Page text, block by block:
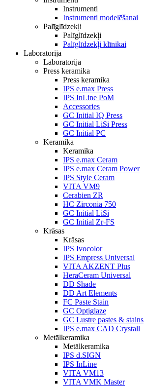
Instrumenti
Instrumenti modelēšanai
Palīglīdzekļi
Palīglīdzekļi
Palīglīdzekļi klīnikai
Laboratorija
Laboratorija
Press keramika
Press keramika
IPS e.max Press
IPS InLine PoM
Accessories
GC Initial IQ Press
GC Initial LiSi Press
GC Initial PC
Keramika
Keramika
IPS e.max Ceram
IPS e.max Ceram Power
IPS Style Ceram
VITA VM9
Cerabien ZR
HC Zirconia 750
GC Initial LiSi
GC Initial Zr-FS
Krāsas
Krāsas
IPS Ivocolor
IPS Empress Universal
VITA AKZENT Plus
HeraCeram Universal
DD Shade
DD Art Elements
FC Paste Stain
GC Optiglaze
GC Lustre pastes & stains
IPS e.max CAD Crystall
Metālkeramika
Metālkeramika
IPS d.SIGN
IPS InLine
VITA VM13
VITA VMK Master